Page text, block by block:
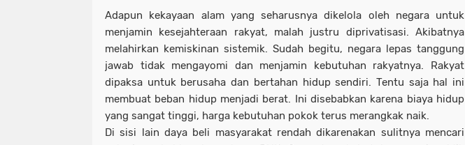
Adapun kekayaan alam yang seharusnya dikelola oleh negara untuk
menjamin kesejahteraan rakyat, malah justru diprivatisasi. Akibatnya
melahirkan kemiskinan sistemik. Sudah begitu, negara lepas tanggung
jawab tidak mengayomi dan menjamin kebutuhan rakyatnya. Rakyat
dipaksa untuk berusaha dan bertahan hidup sendiri. Tentu saja hal ini
membuat beban hidup menjadi berat. Ini disebabkan karena biaya hidup
yang sangat tinggi, harga kebutuhan pokok terus merangkak naik.
Di sisi lain daya beli masyarakat rendah dikarenakan sulitnya mencari